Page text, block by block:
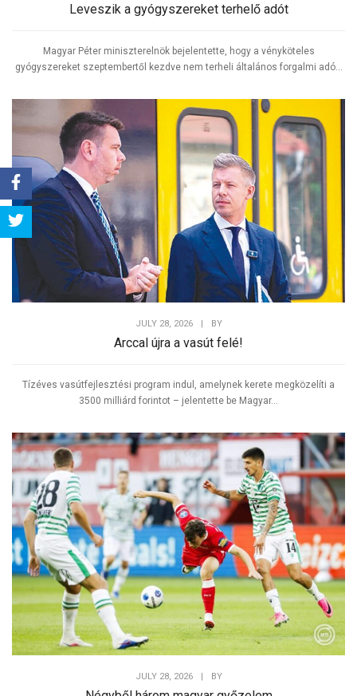
Leveszik a gyógyszereket terhelő adót
Magyar Péter miniszterelnök bejelentette, hogy a vényköteles
gyógyszereket szeptembertől kezdve nem terheli általános forgalmi adó...
JULY 28, 2026 | BY
Arccal újra a vasút felé!
Tízéves vasútfejlesztési program indul, amelynek kerete megközelíti a
3500 milliárd forintot – jelentette be Magyar...
JULY 28, 2026 | BY
Share
Tweet